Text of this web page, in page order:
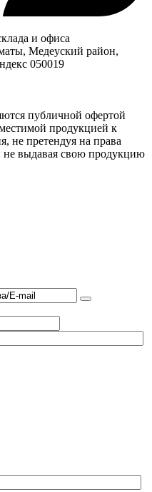
и офиса
Медеуский район,
050019
публичной офертой
продукцией к
не претендуя на права
не выдавая свою продукцию